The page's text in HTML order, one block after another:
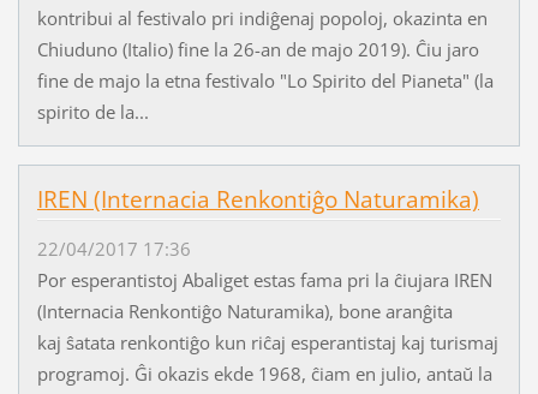
kontribui al festivalo pri indiĝenaj popoloj, okazinta en
Chiuduno (Italio) fine la 26-an de majo 2019). Ĉiu jaro
fine de majo la etna festivalo "Lo Spirito del Pianeta" (la
spirito de la...
IREN (Internacia Renkontiĝo Naturamika)
22/04/2017 17:36
Por esperantistoj Abaliget estas fama pri la ĉiujara IREN
(Internacia Renkontiĝo Naturamika), bone aranĝita
kaj ŝatata renkontiĝo kun riĉaj esperantistaj kaj turismaj
programoj. Ĝi okazis ekde 1968, ĉiam en julio, antaŭ la